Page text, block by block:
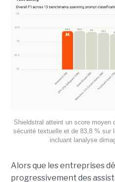
Shieldstral atteint un score moyen
sécurité textuelle et de 83,8 % sur
incluant lanalyse
Alors que les entreprises
progressivement des